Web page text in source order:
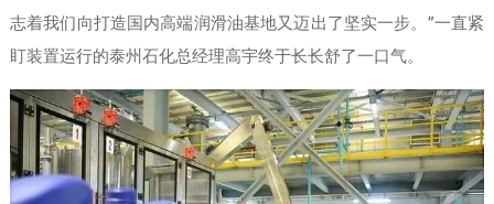
志着我们向打造国内高端润滑油基地又迈出了坚实一步。”一直紧
盯装置运行的泰州石化总经理高宇终于长长舒了一口气。